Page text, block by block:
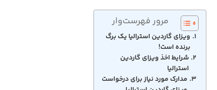
مرور فهرست‌وار
ویزای گاردین استرالیا یک برگ
برنده است!
شرایط اخذ ویزای گاردین
استرالیا
مدارک مورد نیاز برای درخواست